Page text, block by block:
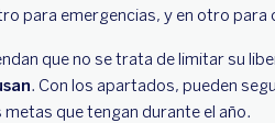
para emergencias, y en otro para
que no se trata de limitar su
. Con los apartados, pueden
que tengan durante el año.